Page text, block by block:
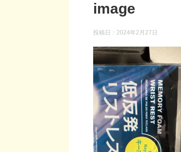
image
投稿日： 2024年2月27日